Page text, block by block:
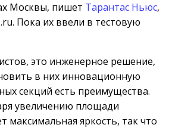
Москвы, пишет Тарантас Ньюс,
Пока их ввели в тестовую
это инженерное решение,
в них инновационную
секций есть преимущества.
увеличению площади
максимальная яркость, так что